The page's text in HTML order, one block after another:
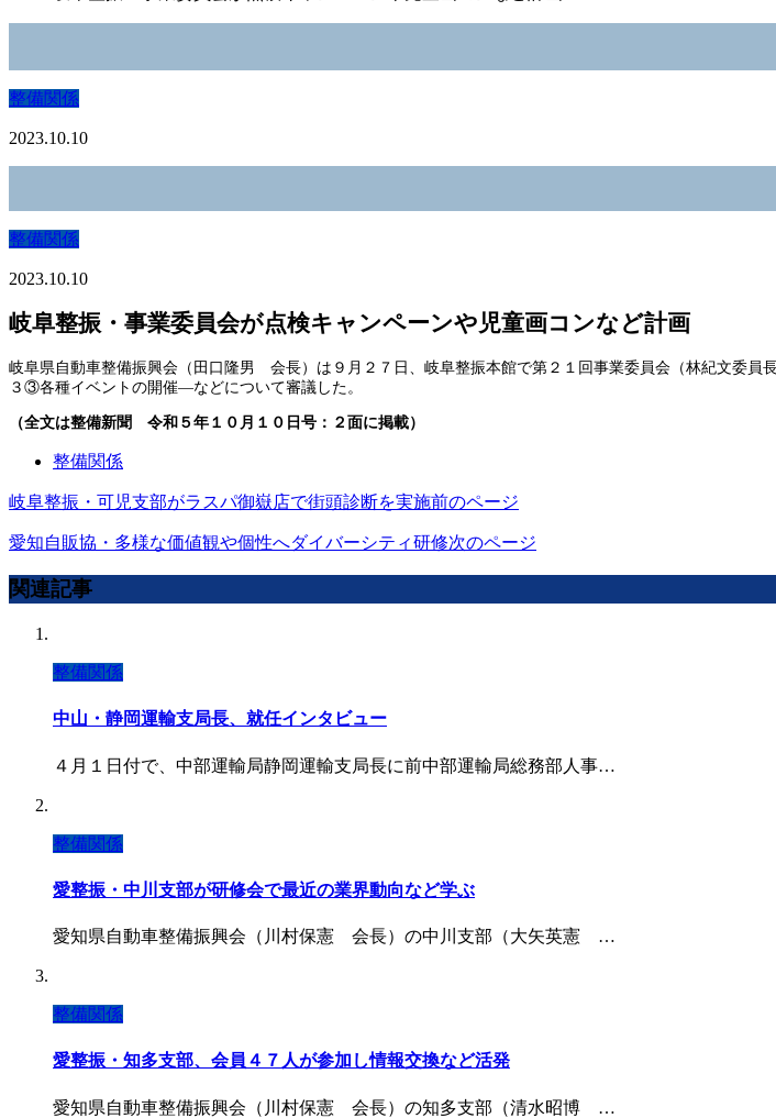
整備関係
2023.10.10
整備関係
2023.10.10
岐阜整振・事業委員会が点検キャンペーンや児童画コンなど計画
岐阜県自動車整備振興会（田口隆男 会長）は９月２７日、岐阜整振本館で第２１回事業委員会（林紀文委
３③各種イベントの開催―などについて審議した。
（全文は整備新聞 令和５年１０月１０日号：２面に掲載）
整備関係
岐阜整振・可児支部がラスパ御嶽店で街頭診断を実施前のページ
愛知自販協・多様な価値観や個性へダイバーシティ研修次のページ
関連記事
整備関係
中山・静岡運輸支局長、就任インタビュー
４月１日付で、中部運輸局静岡運輸支局長に前中部運輸局総務部人事…
整備関係
愛整振・中川支部が研修会で最近の業界動向など学ぶ
愛知県自動車整備振興会（川村保憲 会長）の中川支部（大矢英憲 …
整備関係
愛整振・知多支部、会員４７人が参加し情報交換など活発
愛知県自動車整備振興会（川村保憲 会長）の知多支部（清水昭博 …